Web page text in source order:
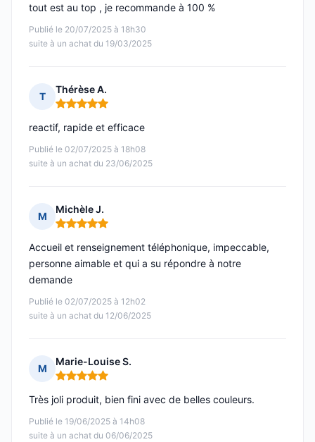
Publié le 20/07/2025 à 18h30
suite à un achat du 19/03/2025
tout est au top , je recommande à 100 %
T
Thérèse A.
Note : 5 sur 5
Publié le 02/07/2025 à 18h08
suite à un achat du 23/06/2025
reactif, rapide et efficace
M
Michèle J.
Note : 5 sur 5
Publié le 02/07/2025 à 12h02
suite à un achat du 12/06/2025
Accueil et renseignement téléphonique, impeccable,
personne aimable et qui a su répondre à notre
demande
M
Marie-Louise S.
Note : 5 sur 5
Publié le 19/06/2025 à 14h08
suite à un achat du 06/06/2025
Très joli produit, bien fini avec de belles couleurs.